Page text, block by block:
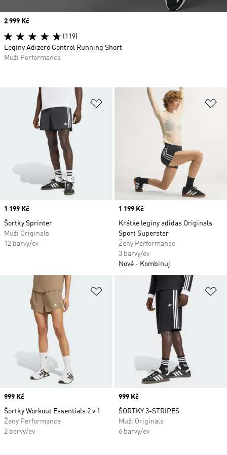
Přidat do seznamu přání
Price
1 199 Kč
Šortky Sprinter
Muži Originals
12 barvy/ev
Price
1 199 Kč
Krátké legíny adidas Originals
Sport Superstar
Ženy Performance
3 barvy/ev
Nové
Kombinuj
Přidat do seznamu přání
Price
999 Kč
Šortky Workout Essentials 2 v 1
Ženy Performance
2 barvy/ev
Price
999 Kč
ŠORTKY 3-STRIPES
Muži Originals
6 barvy/ev
Price
2 999 Kč
(119)
Legíny Adizero Control Running Short
Muži Performance